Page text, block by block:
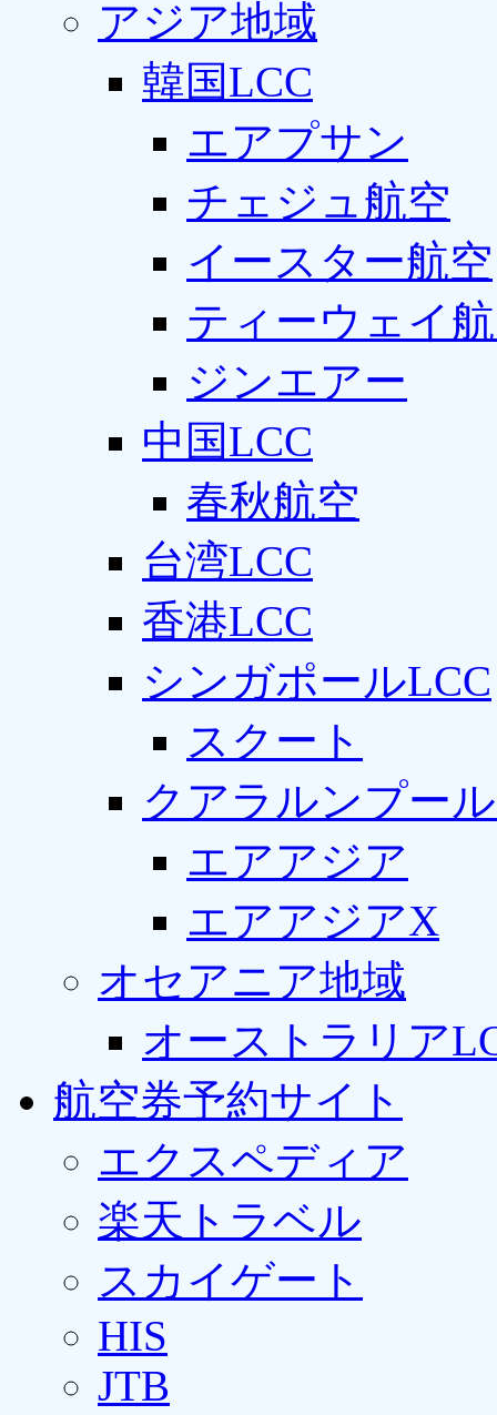
アジア地域
韓国LCC
エアプサン
チェジュ航空
イースター航空
ティーウェイ
ジンエアー
中国LCC
春秋航空
台湾LCC
香港LCC
シンガポールLCC
スクート
クアラルンプー
エアアジア
エアアジアX
オセアニア地域
オーストラリア
航空券予約サイト
エクスペディア
楽天トラベル
スカイゲート
HIS
JTB